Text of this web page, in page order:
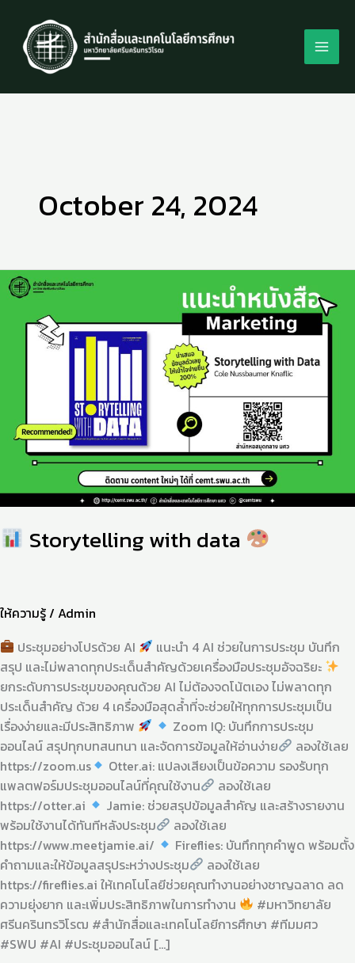
content
October 24, 2024
Storytelling with data
ให้ความรู้/ Admin
ประชุมอย่างโปรด้วย AI
แนะนำ 4 AI ช่วยในการประชุม บันทึก
สรุป และไม่พลาดทุกประเด็นสำคัญด้วยเครื่องมือประชุมอัจฉริยะ
ยกระดับการประชุมของคุณด้วย AI ไม่ต้องจดโน้ตเอง ไม่พลาดทุก
ประเด็นสำคัญ ด้วย 4 เครื่องมือสุดล้ำที่จะช่วยให้ทุกการประชุมเป็น
เรื่องง่ายและมีประสิทธิภาพ
Zoom IQ: บันทึกการประชุม
ออนไลน์ สรุปทุกบทสนทนา และจัดการข้อมูลให้อ่านง่าย
ลองใช้เลย
https://zoom.us
Otter.ai: แปลงเสียงเป็นข้อความ รองรับทุก
แพลตฟอร์มประชุมออนไลน์ที่คุณใช้งาน
ลองใช้เลย
https://otter.ai
Jamie: ช่วยสรุปข้อมูลสำคัญ และสร้างรายงาน
พร้อมใช้งานได้ทันทีหลังประชุม
ลองใช้เลย
https://www.meetjamie.ai/
Fireflies: บันทึกทุกคำพูด พร้อมตั้ง
คำถามและให้ข้อมูลสรุประหว่างประชุม
ลองใช้เลย
https://fireflies.ai ให้เทคโนโลยีช่วยคุณทำงานอย่างชาญฉลาด ลด
ความยุ่งยาก และเพิ่มประสิทธิภาพในการทำงาน
#มหาวิทยาลัย
ศรีนครินทรวิโรฒ #สำนักสื่อและเทคโนโลยีการศึกษา #ทีมมศว
#SWU #AI #ประชุมออนไลน์ […]
Storytelling